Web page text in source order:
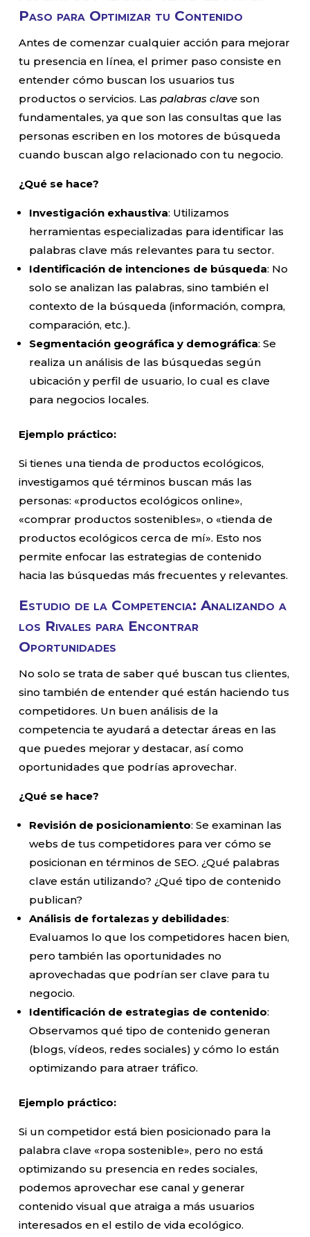
Paso para Optimizar tu Contenido
Antes de comenzar cualquier acción para mejorar
tu presencia en línea, el primer paso consiste en
entender cómo buscan los usuarios tus
productos o servicios. Laspalabras clave son
fundamentales, ya que son las consultas que las
personas escriben en los motores de búsqueda
cuando buscan algo relacionado con tu negocio.
¿Qué se hace?
Investigación exhaustiva: Utilizamos
herramientas especializadas para identificar las
palabras clave más relevantes para tu sector.
Identificación de intenciones de búsqueda: No
solo se analizan las palabras, sino también el
contexto de la búsqueda (información, compra,
comparación, etc.).
Segmentación geográfica y demográfica: Se
realiza un análisis de las búsquedas según
ubicación y perfil de usuario, lo cual es clave
para negocios locales.
Ejemplo práctico:
Si tienes una tienda de productos ecológicos,
investigamos qué términos buscan más las
personas: «productos ecológicos online»,
«comprar productos sostenibles», o «tienda de
productos ecológicos cerca de mí». Esto nos
permite enfocar las estrategias de contenido
hacia las búsquedas más frecuentes y relevantes.
Estudio de la Competencia: Analizando a
los Rivales para Encontrar
Oportunidades
No solo se trata de saber qué buscan tus clientes,
sino también de entender qué están haciendo tus
competidores. Un buen análisis de la
competencia te ayudará a detectar áreas en las
que puedes mejorar y destacar, así como
oportunidades que podrías aprovechar.
¿Qué se hace?
Revisión de posicionamiento: Se examinan las
webs de tus competidores para ver cómo se
posicionan en términos de SEO. ¿Qué palabras
clave están utilizando? ¿Qué tipo de contenido
publican?
Análisis de fortalezas y debilidades:
Evaluamos lo que los competidores hacen bien,
pero también las oportunidades no
aprovechadas que podrían ser clave para tu
negocio.
Identificación de estrategias de contenido:
Observamos qué tipo de contenido generan
(blogs, vídeos, redes sociales) y cómo lo están
optimizando para atraer tráfico.
Ejemplo práctico:
Si un competidor está bien posicionado para la
palabra clave «ropa sostenible», pero no está
optimizando su presencia en redes sociales,
podemos aprovechar ese canal y generar
contenido visual que atraiga a más usuarios
interesados en el estilo de vida ecológico.